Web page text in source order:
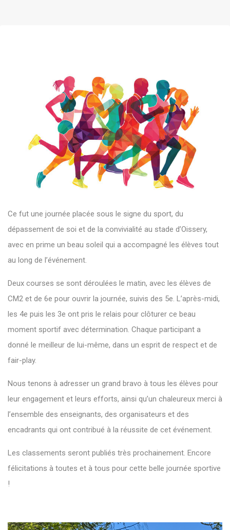
Ce fut une journée placée sous le signe du sport, du
dépassement de soi et de la convivialité au stade d’Oissery,
avec en prime un beau soleil qui a accompagné les élèves tout
au long de l’événement.
Deux courses se sont déroulées le matin, avec les élèves de
CM2 et de 6e pour ouvrir la journée, suivis des 5e. L’après-midi,
les 4e puis les 3e ont pris le relais pour clôturer ce beau
moment sportif avec détermination. Chaque participant a
donné le meilleur de lui-même, dans un esprit de respect et de
fair-play.
Nous tenons à adresser un grand bravo à tous les élèves pour
leur engagement et leurs efforts, ainsi qu’un chaleureux merci à
l’ensemble des enseignants, des organisateurs et des
encadrants qui ont contribué à la réussite de cet événement.
Les classements seront publiés très prochainement. Encore
félicitations à toutes et à tous pour cette belle journée sportive
!